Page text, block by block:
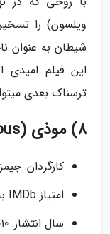
ویلسون) را
شیطان به عنوان
این فیلم امیدی
ترسناک بعدی
8) موذی (Insidious)
کارگردان:
امتیاز IMDb به فیلم: 6.8 از 10
سال انتشار: 2010